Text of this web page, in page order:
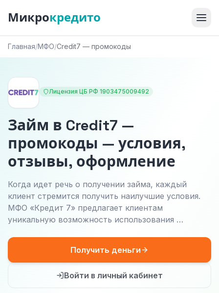
Микрокредито
Главная/МФО/Credit7 — промокоды
Лицензия ЦБ РФ 1903475009492
Займ в Credit7 —
промокоды — условия,
отзывы, оформление
Когда идет речь о получении займа, каждый
клиент стремится получить наилучшие условия.
МФО «Кредит 7» предлагает клиентам
уникальную возможность использования …
Получить деньги
Войти в личный кабинет